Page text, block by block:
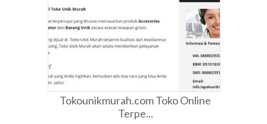
Tokounikmurah.com Toko Online
Terpe...